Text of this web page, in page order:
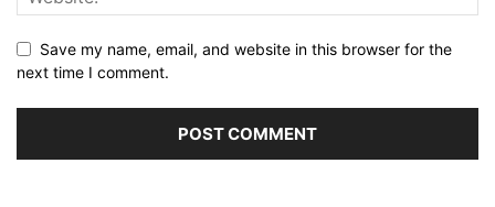
Save my name, email, and website in this browser for the
next time I comment.